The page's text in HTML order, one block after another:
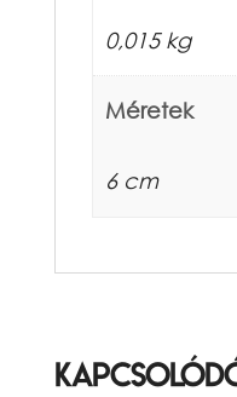
0,015 kg
Méretek
6 cm